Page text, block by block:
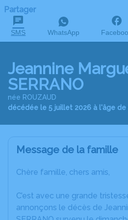
Partager
SMS WhatsApp
Jeannine
SERRANO
née ROUZAUD
décédée le 5 juillet 2026 à l'âge de
Message de la famille
Chère famille, chers amis,
C’est avec une grande
annonçons le décès de